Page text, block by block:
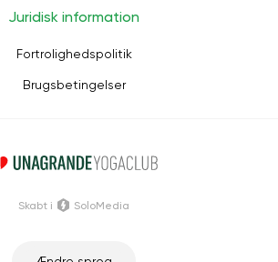
Juridisk information
Fortrolighedspolitik
Brugsbetingelser
Skabt i SoloMedia